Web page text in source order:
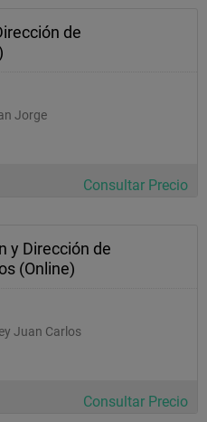
de
Jorge
Consultar Precio
y Dirección de
(Online)
Juan Carlos
Consultar Precio